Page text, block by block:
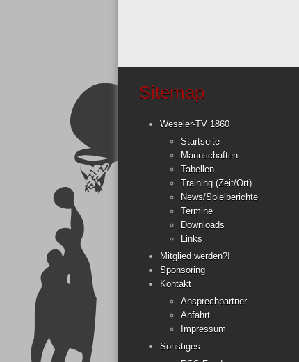
Sitemap
Weseler-TV 1860
Startseite
Mannschaften
Tabellen
Training (Zeit/Ort)
News/Spielberichte
Termine
Downloads
Links
Mitglied werden?!
Sponsoring
Kontakt
Ansprechpartner
Anfahrt
Impressum
Sonstiges